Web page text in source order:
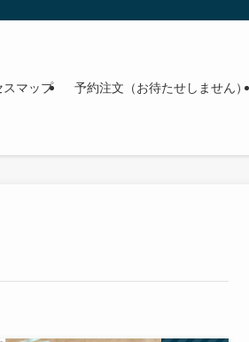
スマップ 予約注文（お待たせしません）